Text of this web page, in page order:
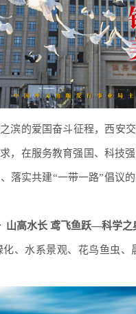
滨的爱国奋斗征程，西安
，在服务教育强国、科技
落实共建“一带一路”倡议
山高水长 鸢飞鱼跃—科学之
、水系景观、花鸟鱼虫